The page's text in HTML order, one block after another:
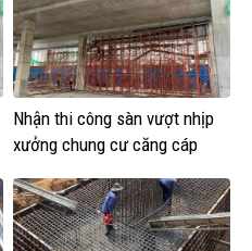
Nhận thi công sàn vượt nhịp
xưởng chung cư căng cáp